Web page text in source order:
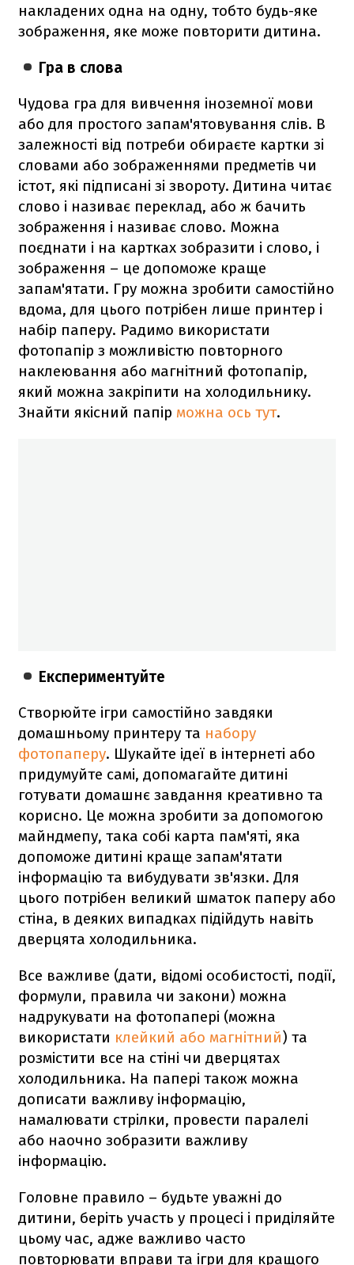
накладених одна на одну, тобто будь-яке
зображення, яке може повторити дитина.
Гра в слова
Чудова гра для вивчення іноземної мови
або для простого запам'ятовування слів. В
залежності від потреби обираєте картки зі
словами або зображеннями предметів чи
істот, які підписані зі звороту. Дитина читає
слово і називає переклад, або ж бачить
зображення і називає слово. Можна
поєднати і на картках зобразити і слово, і
зображення – це допоможе краще
запам'ятати. Гру можна зробити самостійно
вдома, для цього потрібен лише принтер і
набір паперу. Радимо використати
фотопапір з можливістю повторного
наклеювання або магнітний фотопапір,
який можна закріпити на холодильнику.
Знайти якісний папір можна ось тут.
Експериментуйте
Створюйте ігри самостійно завдяки
домашньому принтеру та набору
фотопаперу. Шукайте ідеї в інтернеті або
придумуйте самі, допомагайте дитині
готувати домашнє завдання креативно та
корисно. Це можна зробити за допомогою
майндмепу, така собі карта пам'яті, яка
допоможе дитині краще запам'ятати
інформацію та вибудувати зв'язки. Для
цього потрібен великий шматок паперу або
стіна, в деяких випадках підійдуть навіть
дверцята холодильника.
Все важливе (дати, відомі особистості, події,
формули, правила чи закони) можна
надрукувати на фотопапері (можна
використати клейкий або магнітний) та
розмістити все на стіні чи дверцятах
холодильника. На папері також можна
дописати важливу інформацію,
намалювати стрілки, провести паралелі
або наочно зобразити важливу
інформацію.
Головне правило – будьте уважні до
дитини, беріть участь у процесі і приділяйте
цьому час, адже важливо часто
повторювати вправи та ігри для кращого